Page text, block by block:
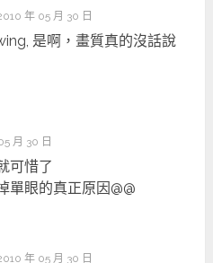
年 05 月 30 日
是啊，畫質真的沒話說
月 30 日
可惜了
單眼的真正原因@@
年 05 月 30 日